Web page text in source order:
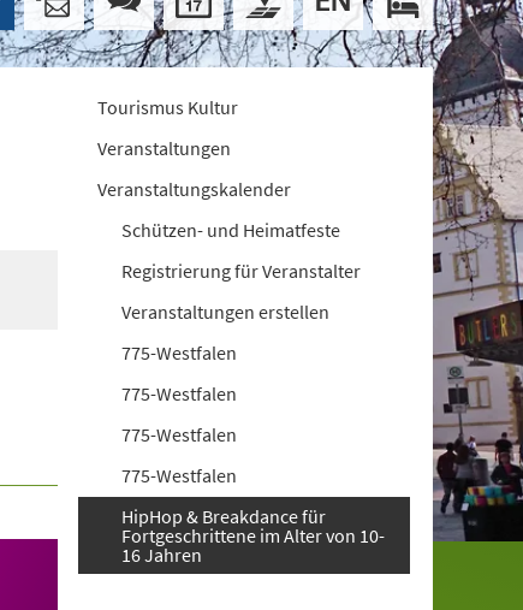
Tourismus Kultur
Veranstaltungen
Veranstaltungskalender
Schützen- und Heimatfeste
Registrierung für Veranstalter
Veranstaltungen erstellen
775-Westfalen
775-Westfalen
775-Westfalen
775-Westfalen
HipHop & Breakdance für
Fortgeschrittene im Alter von 10-
16 Jahren